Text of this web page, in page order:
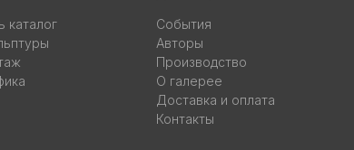
каталог
События
Авторы
Производство
О галерее
Доставка и оплата
Контакты